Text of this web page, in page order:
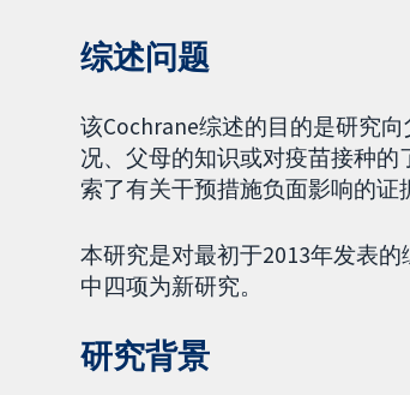
综述问题
该Cochrane综述的目的是研究
况、父母的知识或对疫苗接种
索了有关干预措施负面影响的证
本研究是对最初于2013年发表
中四项为新研究。
研究背景